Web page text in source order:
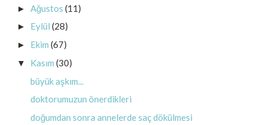
► Ağustos (11)
► Eylül (28)
► Ekim (67)
▼ Kasım (30)
büyük aşkım...
doktorumuzun önerdikleri
doğumdan sonra annelerde saç dökülmesi